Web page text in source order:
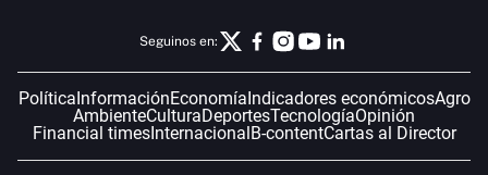
Seguinos en:
Política InformaciónEconomía Indicadores económicosAgro
AmbienteCulturaDeportesTecnologíaOpinión
Financial timesInternacional B-contentCartas al Director